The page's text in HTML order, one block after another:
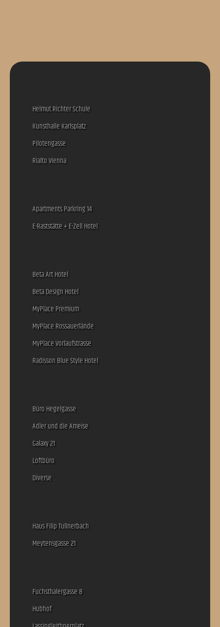
Helmut Richter Schule
Kunsthalle Karlsplatz
Pilotengasse
Rialto Vienna
Apartments Parkring 14
E-Raststätte + E-Zell Hotel
Beta Art Hotel
Beta Design Hotel
MyPlace Premium
MyPlace Rossauerlände
MyPlace Vorlaufstrasse
Radisson Blue Style Hotel
Büro Hegelgasse
Adler und die Ameise
Galaxy 21
Loftbüro
Diverse
Haus Filip Tullnerbach
Meytensgasse 21
Fuchsthalergasse 8
Hubhof